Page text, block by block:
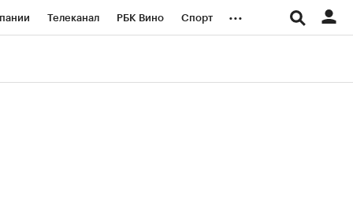
Телеканал РБК Вино Спорт ...